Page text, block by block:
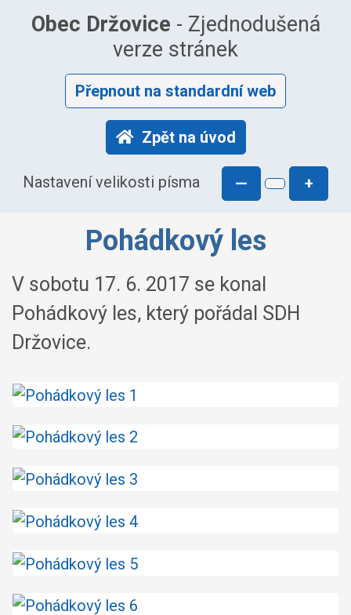
Obec Držovice - Zjednodušená
verze stránek
Přepnout na standardní web
Zpět na úvod
Nastavení velikosti písma — +
Pohádkový les
V sobotu 17. 6. 2017 se konal
Pohádkový les, který pořádal SDH
Držovice.